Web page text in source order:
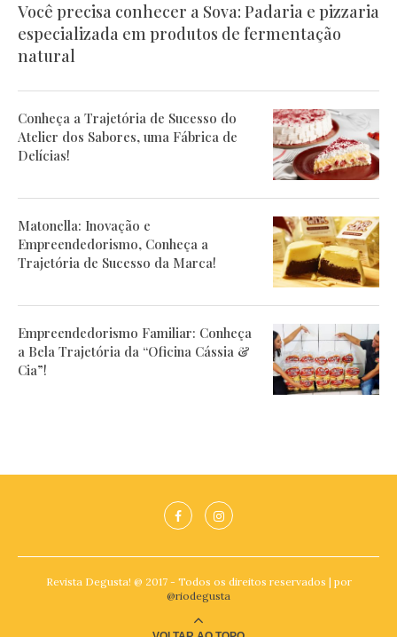
Você precisa conhecer a Sova: Padaria e pizzaria
especializada em produtos de fermentação
natural
Conheça a Trajetória de Sucesso do
Atelier dos Sabores, uma Fábrica de
Delícias!
Matonella: Inovação e
Empreendedorismo, Conheça a
Trajetória de Sucesso da Marca!
Empreendedorismo Familiar: Conheça
a Bela Trajetória da “Oficina Cássia &
Cia”!
Revista Degusta! @ 2017 - Todos os direitos reservados | por
@riodegusta